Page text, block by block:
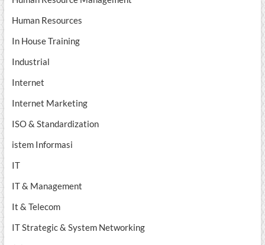
Human Resources
In House Training
Industrial
Internet
Internet Marketing
ISO & Standardization
istem Informasi
IT
IT & Management
It & Telecom
IT Strategic & System Networking